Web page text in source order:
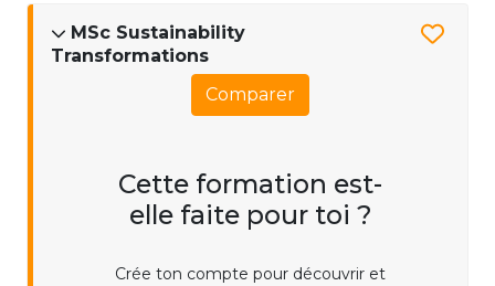
MSc Sustainability
Transformations
Comparer
Cette formation est-
elle faite pour toi ?
Crée ton compte pour découvrir et